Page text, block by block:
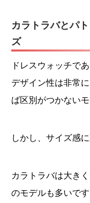
カラトラバとパ
ズ
ドレスウォッチで
デザイン性は非常
ば区別がつかない
しかし、サイズ感
カラトラバは大き
のモデルも多いで